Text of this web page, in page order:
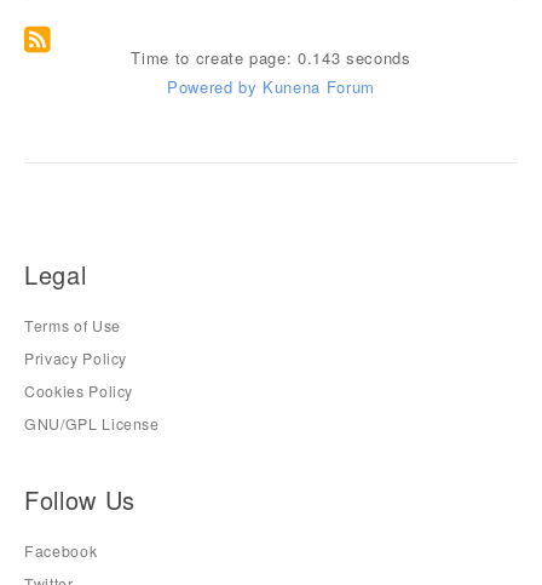
Time to create page: 0.143 seconds
Powered by Kunena Forum
Legal
Terms of Use
Privacy Policy
Cookies Policy
GNU/GPL License
Follow Us
Facebook